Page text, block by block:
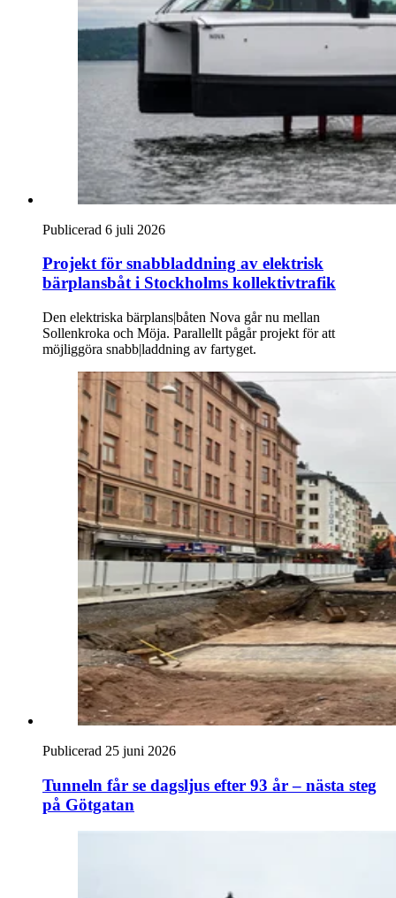
Publicerad 6 juli 2026
Projekt för snabb­laddning av elektrisk
bärplans­båt i Stockholms kollektivtrafik
Den elektriska bärplans|båten Nova går nu mellan
Sollenkroka och Möja. Parallellt pågår projekt för att
möjliggöra snabb|laddning av fartyget.
Publicerad 25 juni 2026
Tunneln får se dagsljus efter 93 år – nästa steg
på Götgatan